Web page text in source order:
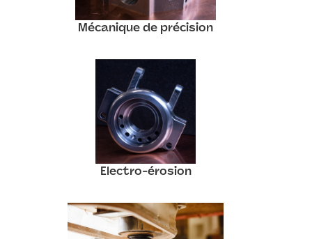
Mécanique de précision
Electro-érosion